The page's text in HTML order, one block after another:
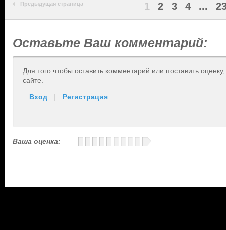
Предыдущая страница 1 2 3 4 ...
Оставьте Ваш комментарий:
Для того чтобы оставить комментарий или поставить
сайте.
Вход | Регистрация
Ваша оценка: